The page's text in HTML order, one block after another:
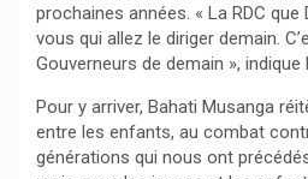
prochaines années. « La RDC que
vous qui allez le diriger demain.
Gouverneurs de demain », indique
Pour y arriver, Bahati Musanga
entre les enfants, au combat
générations qui nous ont